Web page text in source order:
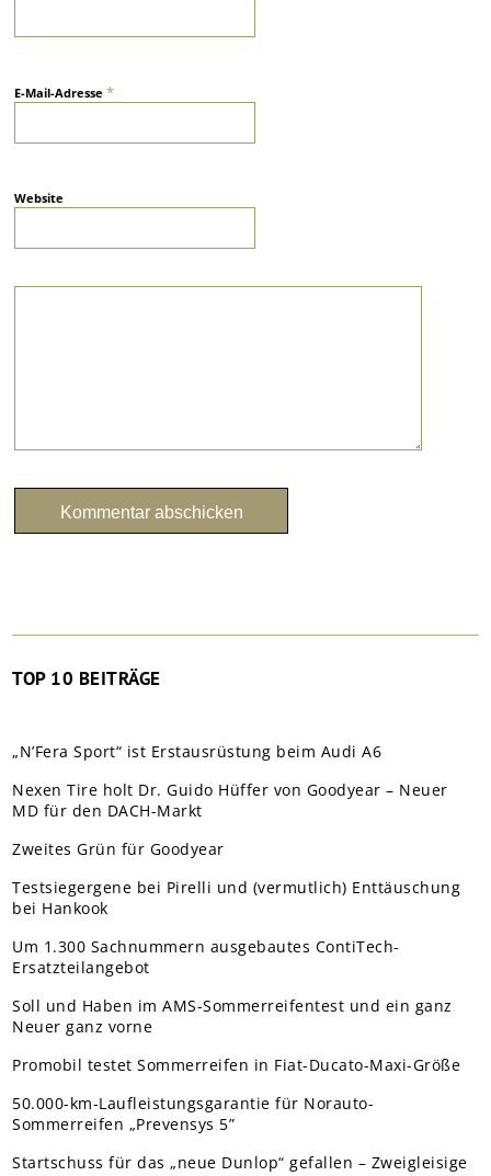
E-Mail-Adresse*
Website
TOP 10 BEITRÄGE
„N’Fera Sport“ ist Erstausrüstung beim Audi A6
Nexen Tire holt Dr. Guido Hüffer von Goodyear – Neuer
MD für den DACH-Markt
Zweites Grün für Goodyear
Testsiegergene bei Pirelli und (vermutlich) Enttäuschung
bei Hankook
Um 1.300 Sachnummern ausgebautes ContiTech-
Ersatzteilangebot
Soll und Haben im AMS-Sommerreifentest und ein ganz
Neuer ganz vorne
Promobil testet Sommerreifen in Fiat-Ducato-Maxi-Größe
50.000-km-Laufleistungsgarantie für Norauto-
Sommerreifen „Prevensys 5”
Startschuss für das „neue Dunlop“ gefallen – Zweigleisige